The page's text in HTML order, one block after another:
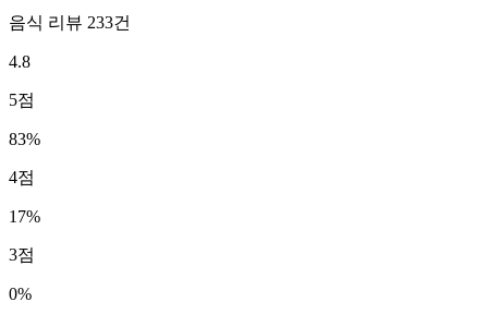
음식 리뷰 233건
4.8
5점
83%
4점
17%
3점
0%